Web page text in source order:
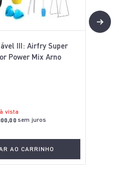
III: Airfry Super
Power Mix Arno
à vista
,00 sem juros
AO CARRINHO